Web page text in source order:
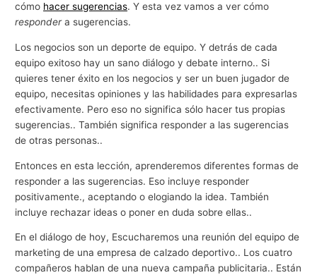
cómo hacer sugerencias. Y esta vez vamos a ver cómo
respondera sugerencias.
Los negocios son un deporte de equipo. Y detrás de cada
equipo exitoso hay un sano diálogo y debate interno.. Si
quieres tener éxito en los negocios y ser un buen jugador de
equipo, necesitas opiniones y las habilidades para expresarlas
efectivamente. Pero eso no significa sólo hacer tus propias
sugerencias.. También significa responder a las sugerencias
de otras personas..
Entonces en esta lección, aprenderemos diferentes formas de
responder a las sugerencias. Eso incluye responder
positivamente., aceptando o elogiando la idea. También
incluye rechazar ideas o poner en duda sobre ellas..
En el diálogo de hoy, Escucharemos una reunión del equipo de
marketing de una empresa de calzado deportivo.. Los cuatro
compañeros hablan de una nueva campaña publicitaria.. Están